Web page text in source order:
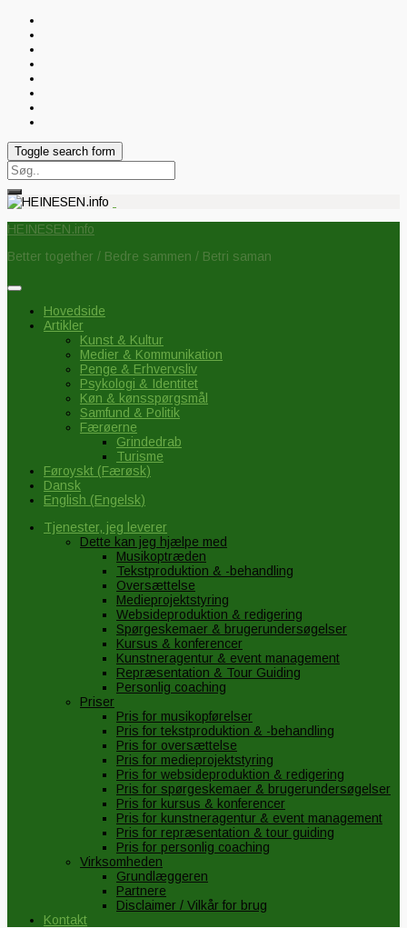
Toggle search form
Search
for:
HEINESEN.info
Better together / Bedre sammen / Betri saman
Hovedside
Artikler
Kunst & Kultur
Medier & Kommunikation
Penge & Erhvervsliv
Psykologi & Identitet
Køn & kønsspørgsmål
Samfund & Politik
Færøerne
Grindedrab
Turisme
Føroyskt (Færøsk)
Dansk
English (Engelsk)
Tjenester, jeg leverer
Dette kan jeg hjælpe med
Musikoptræden
Tekstproduktion & -behandling
Oversættelse
Medieprojektstyring
Websideproduktion & redigering
Spørgeskemaer & brugerundersøgelser
Kursus & konferencer
Kunstneragentur & event management
Repræsentation & Tour Guiding
Personlig coaching
Priser
Pris for musikopførelser
Pris for tekstproduktion & -behandling
Pris for oversættelse
Pris for medieprojektstyring
Pris for websideproduktion & redigering
Pris for spørgeskemaer & brugerundersøgelser
Pris for kursus & konferencer
Pris for kunstneragentur & event management
Pris for repræsentation & tour guiding
Pris for personlig coaching
Virksomheden
Grundlæggeren
Partnere
Disclaimer / Vilkår for brug
Kontakt